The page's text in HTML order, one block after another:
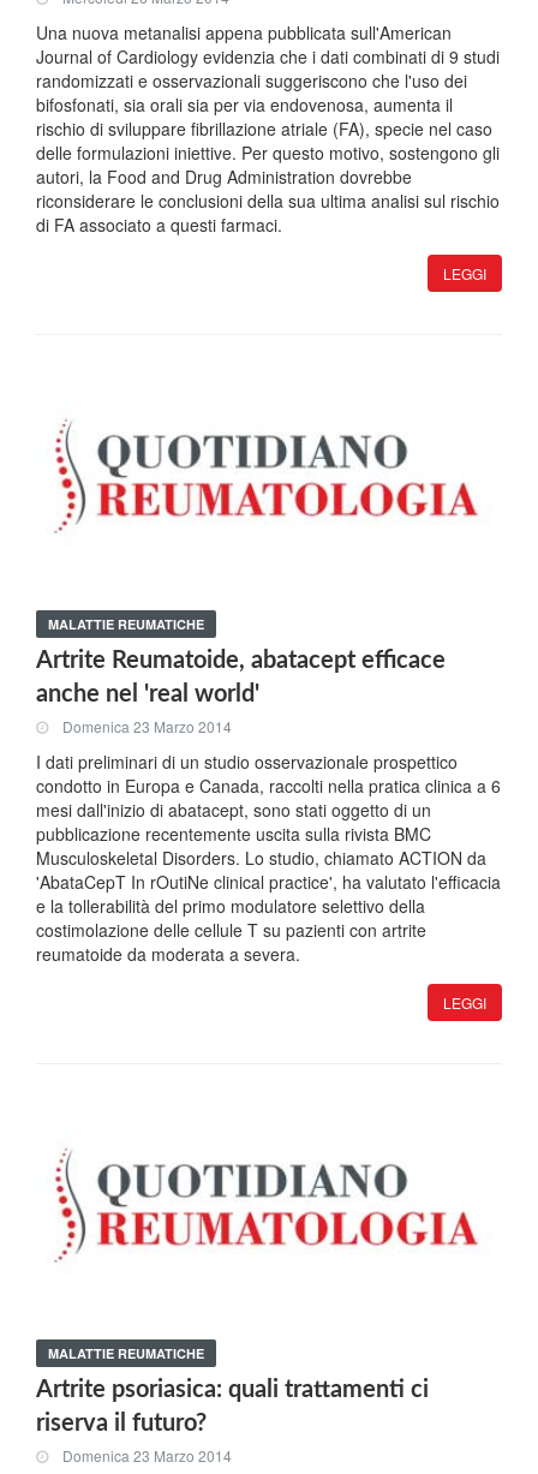
Una nuova metanalisi appena pubblicata sull'American
Journal of Cardiology evidenzia che i dati combinati di 9 studi
randomizzati e osservazionali suggeriscono che l'uso dei
bifosfonati, sia orali sia per via endovenosa, aumenta il
rischio di sviluppare fibrillazione atriale (FA), specie nel caso
delle formulazioni iniettive. Per questo motivo, sostengono gli
autori, la Food and Drug Administration dovrebbe
riconsiderare le conclusioni della sua ultima analisi sul rischio
di FA associato a questi farmaci.
LEGGI
MALATTIE REUMATICHE
Artrite Reumatoide, abatacept efficace
anche nel 'real world'
Domenica 23 Marzo 2014
I dati preliminari di un studio osservazionale prospettico
condotto in Europa e Canada, raccolti nella pratica clinica a 6
mesi dall'inizio di abatacept, sono stati oggetto di un
pubblicazione recentemente uscita sulla rivista BMC
Musculoskeletal Disorders. Lo studio, chiamato ACTION da
'AbataCepT In rOutiNe clinical practice', ha valutato l'efficacia
e la tollerabilità del primo modulatore selettivo della
costimolazione delle cellule T su pazienti con artrite
reumatoide da moderata a severa.
LEGGI
MALATTIE REUMATICHE
Artrite psoriasica: quali trattamenti ci
riserva il futuro?
Domenica 23 Marzo 2014